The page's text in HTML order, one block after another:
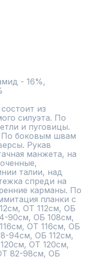
- 16%,
из
силуэта. По
и пуговицы.
По боковым швам
Рукав
манжета, на
талии, над
спреди на
карманы. По
планки с
ОТ 112см, ОБ
90см, ОБ 108см,
ОТ 116см, ОБ
94см, ОБ 112см,
ОТ 120см,
82-98см, ОБ